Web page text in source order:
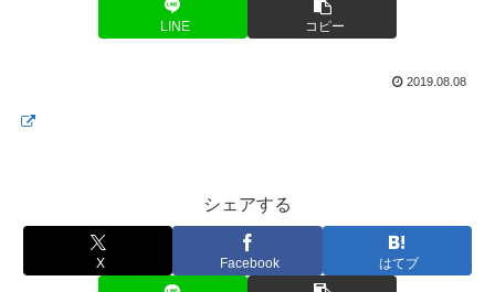
LINE コピー
2019.08.08
シェアする
X Facebook はてブ